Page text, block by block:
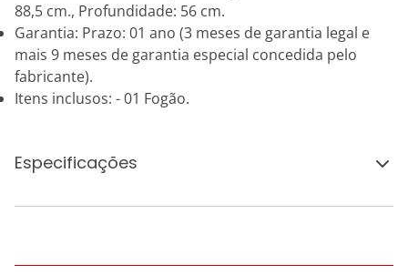
88,5 cm., Profundidade: 56 cm.
Garantia: Prazo: 01 ano (3 meses de garantia legal e
mais 9 meses de garantia especial concedida pelo
fabricante).
Itens inclusos: - 01 Fogão.
Especificações